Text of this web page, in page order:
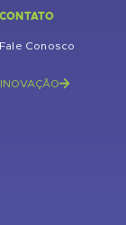
CONTATO
Fale Conosco
INOVAÇÃO